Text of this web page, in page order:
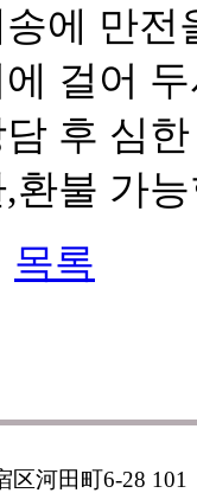
송에 만전
에 걸어
후 심
,환불 가
목록
区河田町6-28 101